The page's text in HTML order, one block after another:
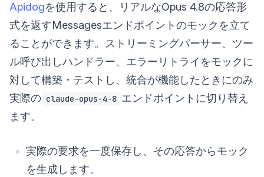
Apidogを使用すると、リアルなOpus 4.8の応答形
式を返すMessagesエンドポイントのモックを立て
ることができます。ストリーミングパーサー、ツー
ル呼び出しハンドラー、エラーリトライをモックに
対して構築・テストし、統合が機能したときにのみ
実際の claude-opus-4-8 エンドポイントに切り替え
ます。
実際の要求を一度保存し、その応答からモック
を生成します。